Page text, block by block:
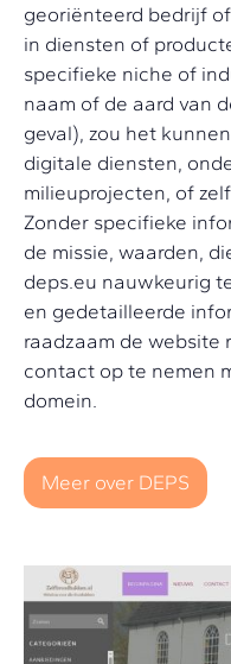
georiënteerd bedrijf
in diensten of
specifieke niche of
naam of de aard van
geval), zou het
digitale diensten,
milieuprojecten, of
Zonder specifieke
de missie, waarden,
deps.eu nauwkeurig
en gedetailleerde
raadzaam de website
contact op te nemen
domein.
Meer over DEPS